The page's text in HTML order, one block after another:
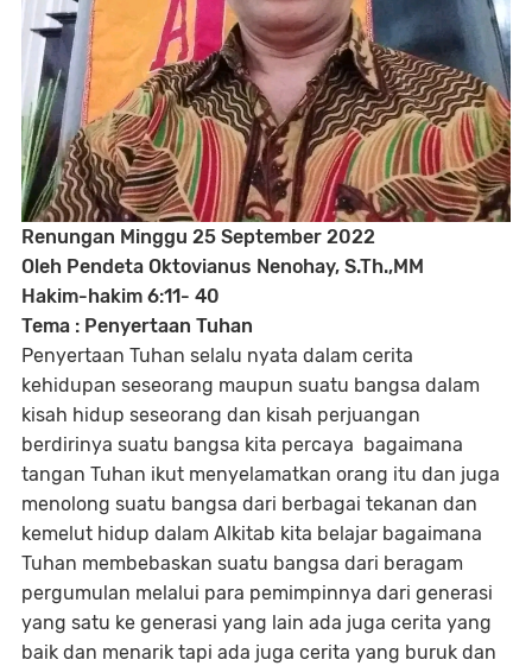
Renungan Minggu 25 September 2022
Oleh Pendeta Oktovianus Nenohay, S.Th.,MM
Hakim-hakim 6:11- 40
Tema : Penyertaan Tuhan
Penyertaan Tuhan selalu nyata dalam cerita
kehidupan seseorang maupun suatu bangsa dalam
kisah hidup seseorang dan kisah perjuangan
berdirinya suatu bangsa kita percaya bagaimana
tangan Tuhan ikut menyelamatkan orang itu dan juga
menolong suatu bangsa dari berbagai tekanan dan
kemelut hidup dalam Alkitab kita belajar bagaimana
Tuhan membebaskan suatu bangsa dari beragam
pergumulan melalui para pemimpinnya dari generasi
yang satu ke generasi yang lain ada juga cerita yang
baik dan menarik tapi ada juga cerita yang buruk dan